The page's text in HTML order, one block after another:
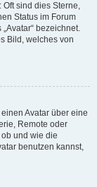
Oft sind dies Sterne,
Status im Forum
bezeichnet.
Bild, welches von
Avatar über eine
Remote oder
und wie die
benutzen kannst,